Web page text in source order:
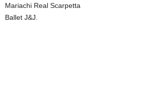
Mariachi Real Scarpetta
Ballet J&J.